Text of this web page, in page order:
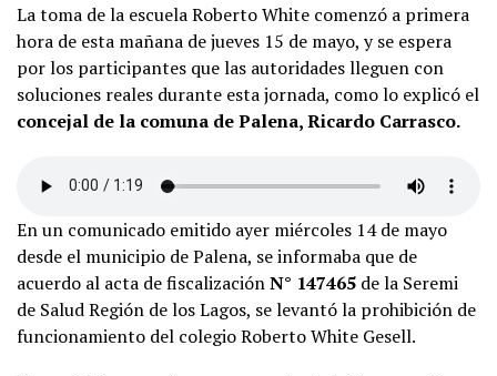
La toma de la escuela Roberto White comenzó a primera
hora de esta mañana de jueves 15 de mayo, y se espera
por los participantes que las autoridades lleguen con
soluciones reales durante esta jornada, como lo explicó el
concejal de la comuna de Palena, Ricardo Carrasco.
En un comunicado emitido ayer miércoles 14 de mayo
desde el municipio de Palena, se informaba que de
acuerdo al acta de fiscalizaciónN° 147465 de la Seremi
de Salud Región de los Lagos, se levantó la prohibición de
funcionamiento del colegio Roberto White Gesell.